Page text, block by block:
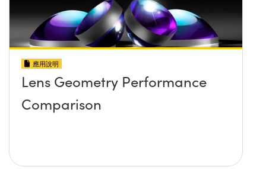
應用說明
Lens Geometry Performance
Comparison